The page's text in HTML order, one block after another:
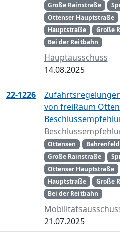
Große Rainstraße
Ottenser Hauptstraße
Hauptstraße
Große
Bei der Reitbahn
Hauptausschuss
14.08.2025
22-1226
von freiRaum
Ottensen
Große Rainstraße
Ottenser Hauptstraße
Hauptstraße
Große
Bei der Reitbahn
21.07.2025